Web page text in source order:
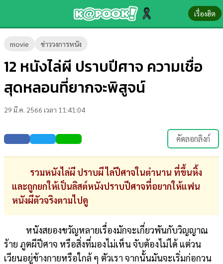
เรื่องฮิต
movie ข่าววงการหนัง
12 หนังไล่ผี ปราบปีศาจ ความเชื่อ
สุดหลอนที่ยากจะพิสูจน์
29 มี.ค. 2566 เวลา 11:41:04
คัดลอกลิงก์
รวมหนังไล่ผี ปราบผี ไล่ปีศาจในตำนาน ที่ขึ้นหิ้ง
และถูกยกให้เป็นลิสต์หนังปราบปีศาจที่อยากให้แฟน
หนังผีตัวจริงตามไปดู
หนังสยองขวัญหลายเรื่องมักจะเกี่ยวพันกับวิญญาณ
ร้าย ภูตผีปีศาจ หรือสิ่งที่มองไม่เห็น​ จับต้องไม่ได้​ แต่วน
เวียนอยู่ข้างกายหรือใกล้ ๆ ตัวเรา จากนั้นมันจะเริ่มก่อกวน
ข่าว-
ความ
รู้
บันเทิง
ตรวจ
หวย
ผล
บอล
สด
การ
เงิน